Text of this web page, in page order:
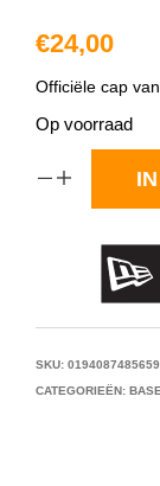
€24,00
Officiële cap
Op voorraad
SKU: 0194087485659
CATEGORIEËN: